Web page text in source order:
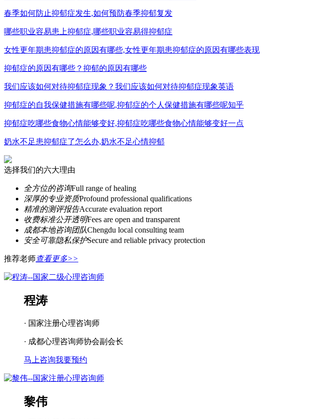
春季如何防止抑郁症发生,如何预防春季抑郁复发
哪些职业容易患上抑郁症,哪些职业容易得抑郁症
女性更年期患抑郁症的原因有哪些,女性更年期患抑郁症的原因有哪些表现
抑郁症的原因有哪些？抑郁的原因有哪些
我们应该如何对待抑郁症现象？我们应该如何对待抑郁症现象英语
抑郁症的自我保健措施有哪些呢,抑郁症的个人保健措施有哪些呢知乎
抑郁症吃哪些食物心情能够变好,抑郁症吃哪些食物心情能够变好一点
奶水不足患抑郁症了怎么办,奶水不足心情抑郁
选择我们的六大理由
全方位的咨询Full range of healing
深厚的专业资质Profound professional qualifications
精准的测评报告Accurate evaluation report
收费标准公开透明Fees are open and transparent
成都本地咨询团队Chengdu local consulting team
安全可靠隐私保护Secure and reliable privacy protection
推荐老师查看更多>>
程涛
· 国家注册心理咨询师
· 成都心理咨询师协会副会长
马上咨询我要预约
黎伟